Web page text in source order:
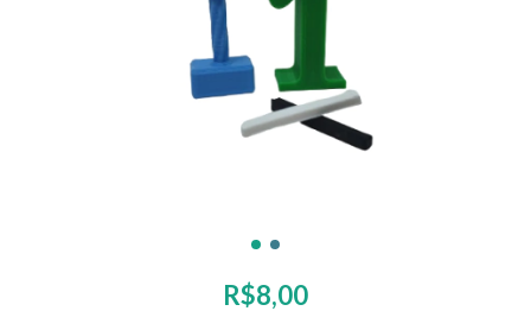
R$8,00